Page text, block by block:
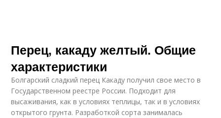
Перец, какаду желтый. Общие
характеристики
Болгарский сладкий перец Какаду получил свое место в
Государственном реестре России. Подходит для
высаживания, как в условиях теплицы, так и в условиях
открытого грунта. Разработкой сорта занималась